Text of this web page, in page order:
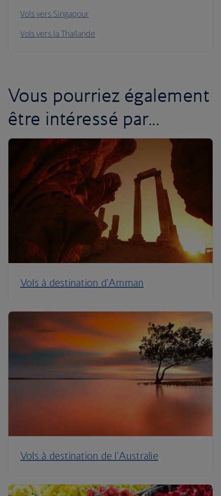
Vols vers Singapour
Vols vers la Thaïlande
Vous pourriez également
être intéressé par...
Vols à destination d'Amman
Vols à destination de l'Australie